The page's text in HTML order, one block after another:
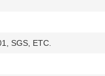
SGS, ETC.